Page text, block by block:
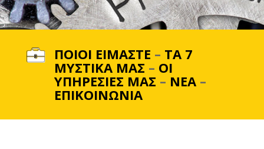
ΠΟΙΟΙ ΕΙΜΑΣΤΕ – ΤΑ 7
ΜΥΣΤΙΚΑ ΜΑΣ – ΟΙ
ΥΠΗΡΕΣΙΕΣ ΜΑΣ – ΝΕΑ–
ΕΠΙΚΟΙΝΩΝΙΑ